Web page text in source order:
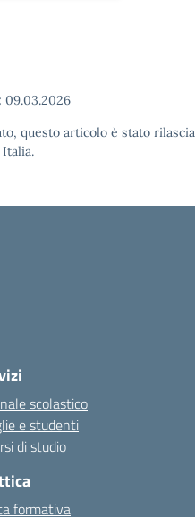
09.03.2026
questo articolo è stato
scolastico
e studenti
di studio
formativa